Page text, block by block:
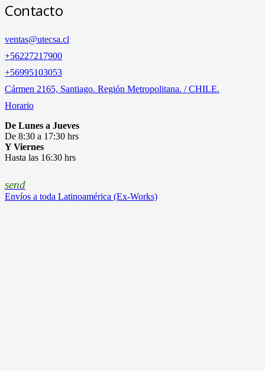
Contacto
ventas@utecsa.cl
+56227217900
‎+56995103053
Cármen 2165, Santiago. Región Metropolitana. / CHILE.
Horario
De Lunes a Jueves
De 8:30 a 17:30 hrs
Y Viernes
Hasta las 16:30 hrs
send
Envíos a toda Latinoamérica (Ex-Works)